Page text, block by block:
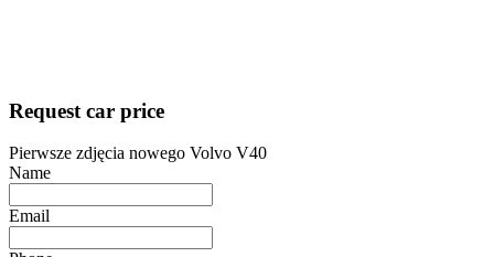
Request car price
Pierwsze zdjęcia nowego Volvo V40
Name
Email